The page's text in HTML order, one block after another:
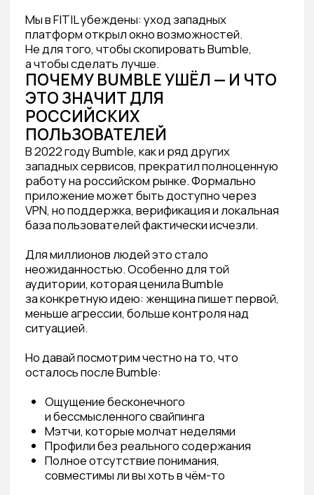
приложение может быть доступно через
VPN, но поддержка, верификация и локальная
база пользователей фактически исчезли.
Для миллионов людей это стало
неожиданностью. Особенно для той
аудитории, которая ценила Bumble
за конкретную идею: женщина пишет первой,
меньше агрессии, больше контроля над
ситуацией.
Но давай посмотрим честно на то, что
осталось после Bumble:
Ощущение бесконечного
и бессмысленного свайпинга
Мэтчи, которые молчат неделями
Профили без реального содержания
Полное отсутствие понимания,
совместимы ли вы хоть в чём-то
Настоящая безопасность — это другое.
ЧТО ИЩУТ ЛЮДИ ПОСЛЕ 30,
КОГДА ГОВОРЯТ «ХОЧУ НАЙТИ
ЗАМЕНУ BUMBLE»
Когда человек 30−45 лет ищет приложение
для серьёзных знакомств, за этим запросом
стоит нечто большее, чем «хочу новое
приложение».За ним стоит:
Усталость от поверхностных контактов
Страх снова вложиться — и снова
получить гостинг
отфильтровал неадекватов
Запрос на безопасную, предсказуемую
среду
Это не каприз.Это психологически
абсолютно обоснованная реакция взрослого
человека, который однажды обжёгся.
Теория привязанности Джона Боулби